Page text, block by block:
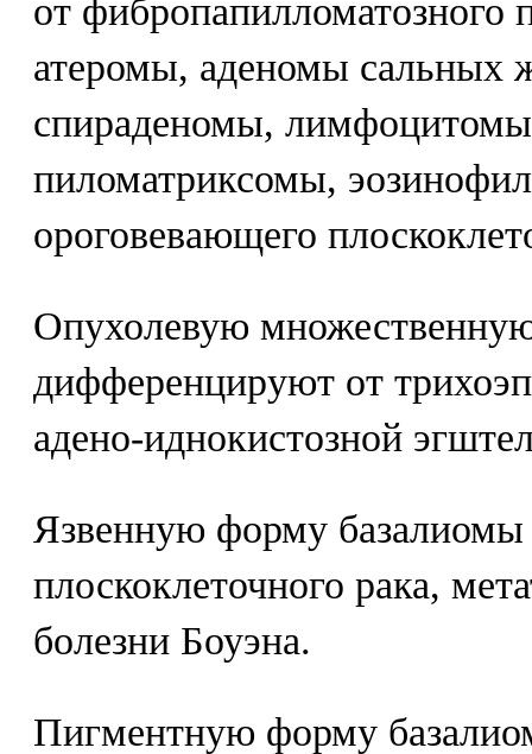
от фибропапилломатозного
атеромы, аденомы сальных
спираденомы,
пиломатриксомы,
ороговевающего
Опухолевую
дифференцируют от
адено-иднокистозной
Язвенную форму
плоскоклеточного рака,
болезни Боуэна.
Пигментную форму